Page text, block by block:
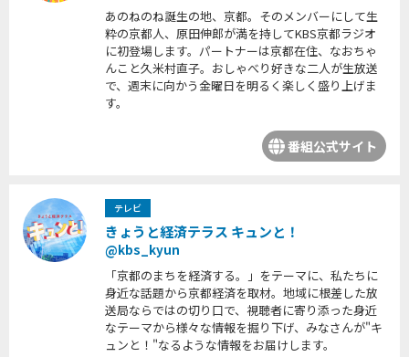
あのねのね誕生の地、京都。そのメンバーにして生
粋の京都人、原田伸郎が満を持してKBS京都ラジオ
に初登場します。パートナーは京都在住、なおちゃ
んこと久米村直子。おしゃべり好きな二人が生放送
で、週末に向かう金曜日を明るく楽しく盛り上げま
す。
番組公式サイト
テレビ
きょうと経済テラス キュンと！
@kbs_kyun
「京都のまちを経済する。」をテーマに、私たちに
身近な話題から京都経済を取材。地域に根差した放
送局ならではの切り口で、視聴者に寄り添った身近
なテーマから様々な情報を掘り下げ、みなさんが"キ
ュンと！"なるような情報をお届けします。